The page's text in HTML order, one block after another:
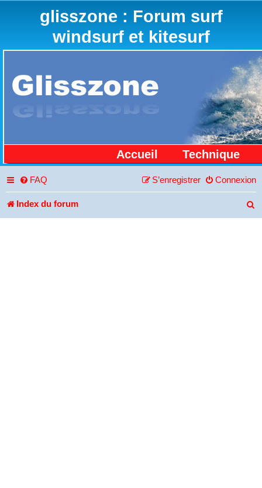
glisszone : Forum surf
windsurf et kitesurf
Accueil Technique
FAQ Connexion
S’enregistrer
Index du forum